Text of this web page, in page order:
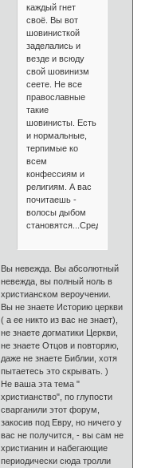
каждый гнет
своё. Вы вот
шовинисткой
заделались и
везде и всюду
свой шовинизм
сеете. Не все
православные
такие
шовинисты. Есть
и нормальные,
терпимые ко
всем
конфессиям и
религиям. А вас
почитаешь -
волосы дыбом
становятся...Средневековье.
Вы невежда. Вы абсолютный
невежда, вы полный ноль в
христианском вероучении.
Вы не знаете Историю церкви
( а ее никто из вас не знает),
не знаете догматики Церкви,
не знаете Отцов и повторяю,
даже не знаете Библии, хотя
пытаетесь это скрывать. )
Не ваша эта тема "
христианство", по глупости
сварганили этот форум,
закосив под Евру, но ничего у
вас не получится, - вы сам не
христианин и набегающие
периодически сюда тролли